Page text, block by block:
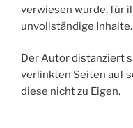
verwiesen wurde, für
unvollständige Inhalte.
Der Autor distanziert
verlinkten Seiten auf
diese nicht zu Eigen.